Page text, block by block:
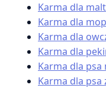
Karma dla
Karma dla
Karma dla
Karma dla
Karma dla psa
Karma dla psa